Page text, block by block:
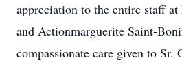
appreciation to the entire staff at
and Actionmarguerite Saint-
compassionate care given to Sr.